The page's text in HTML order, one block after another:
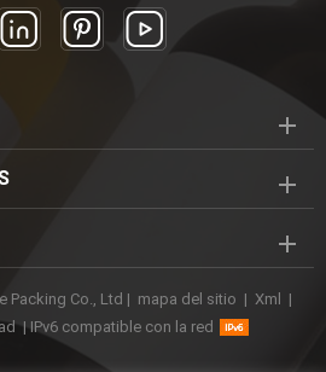
Packing Co., Ltd | mapa del sitio | Xml |
|IPv6 compatible con la red